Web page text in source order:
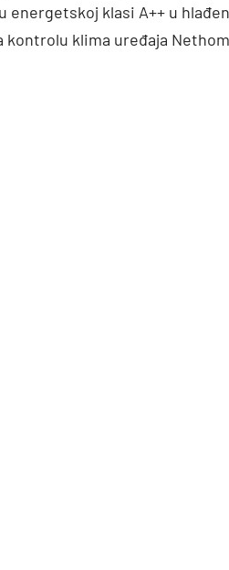
klasi A++ u
klima uređaja